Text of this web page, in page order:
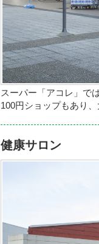
スーパー「アコレ」で
100円ショップもあり、
健康サロン